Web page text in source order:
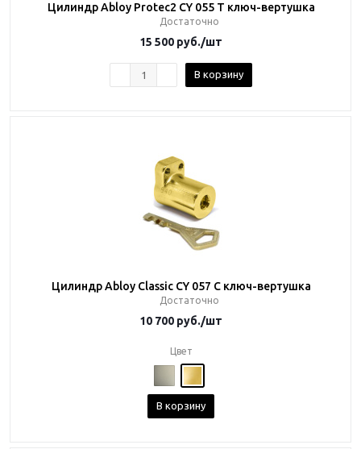
Цилиндр Abloy Protec2 CY 055 T ключ-вертушка
Достаточно
15 500 руб./шт
В корзину
Цилиндр Abloy Classic CY 057 C ключ-вертушка
Достаточно
10 700 руб./шт
Цвет
В корзину